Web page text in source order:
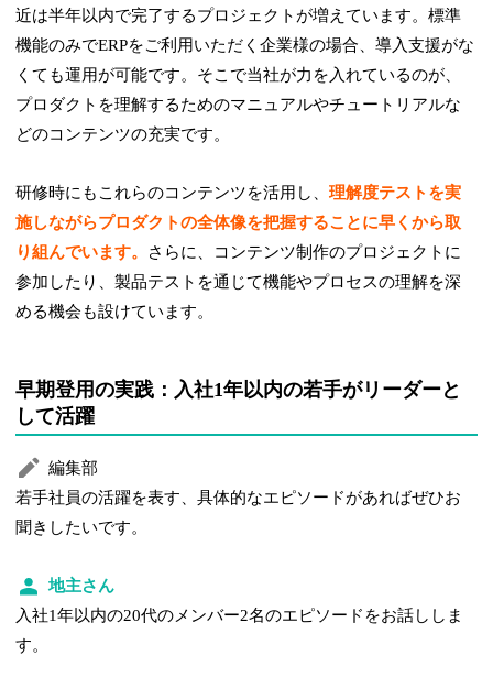
近は半年以内で完了するプロジェクトが増えています。標準
機能のみでERPをご利用いただく企業様の場合、導入支援がな
くても運用が可能です。そこで当社が力を入れているのが、
プロダクトを理解するためのマニュアルやチュートリアルな
どのコンテンツの充実です。
研修時にもこれらのコンテンツを活用し、理解度テストを実
施しながらプロダクトの全体像を把握することに早くから取
り組んでいます。
さらに、コンテンツ制作のプロジェクトに
参加したり、製品テストを通じて機能やプロセスの理解を深
める機会も設けています。
早期登用の実践：入社1年以内の若手がリーダーと
して活躍
編集部
若手社員の活躍を表す、具体的なエピソードがあればぜひお
聞きしたいです。
地主さん
入社1年以内の20代のメンバー2名のエピソードをお話ししま
す。